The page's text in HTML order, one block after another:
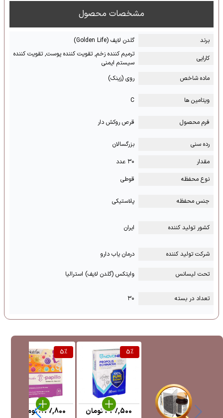
مشخصات محصول
برند
گلدن لایف (Golden Life)
کارایی
ترمیم کننده زخم, تقویت کننده پوست, تقویت کننده
سیستم ایمنی
ماده شاخص
روی (زینک)
ویتامین ها C
فرم محصول قرص روکش دار
رده سنی
بزرگسالان
مقدار
۳۰ عدد
نوع محفظه
قوطی
جنس محفظه پلاستیکی
کشور تولید کننده ایران
شرکت تولید کننده درمان یاب دارو
تحت لیسانس وایتکس (گلدن لایف) استرالیا
تعداد در بسته ۳۰
5%
427,500تومان
5%
877,800تومان